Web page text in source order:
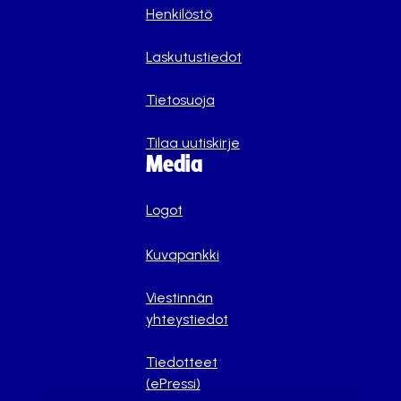
Henkilöstö
Laskutustiedot
Tietosuoja
Tilaa uutiskirje
Media
Logot
Kuvapankki
Viestinnän
yhteystiedot
Tiedotteet
(ePressi)